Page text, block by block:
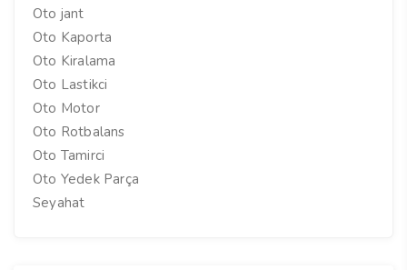
Oto jant
Oto Kaporta
Oto Kiralama
Oto Lastikci
Oto Motor
Oto Rotbalans
Oto Tamirci
Oto Yedek Parça
Seyahat